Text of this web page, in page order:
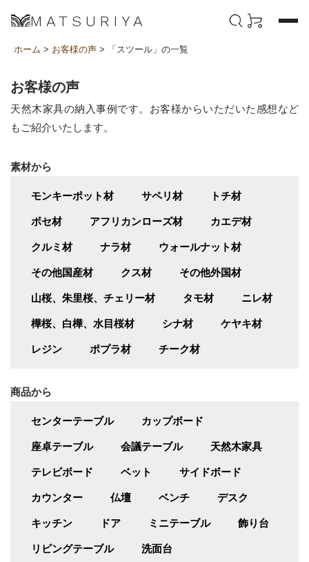
MATSURIYA
ホーム > お客様の声 > 「スツール」の一覧
お客様の声
天然木家具の納入事例です。お客様からいただいた感想など
もご紹介いたします。
素材から
モンキーポット材 サペリ材 トチ材
ボセ材 アフリカンローズ材 カエデ材
クルミ材 ナラ材 ウォールナット材
その他国産材 クス材 その他外国材
山桜、朱里桜、チェリー材 タモ材 ニレ材
樺桜、白樺、水目桜材 シナ材 ケヤキ材
レジン ポプラ材 チーク材
商品から
センターテーブル カップボード
座卓テーブル 会議テーブル 天然木家具
テレビボード ベット サイドボード
カウンター 仏壇 ベンチ デスク
キッチン ドア ミニテーブル 飾り台
リビングテーブル 洗面台